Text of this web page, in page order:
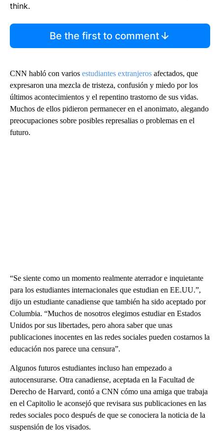
think.
Be the first to comment
CNN habló con varios estudiantes extranjeros afectados, que
expresaron una mezcla de tristeza, confusión y miedo por los
últimos acontecimientos y el repentino trastorno de sus vidas.
Muchos de ellos pidieron permanecer en el anonimato, alegando
preocupaciones sobre posibles represalias o problemas en el
futuro.
“Se siente como un momento realmente aterrador e inquietante
para los estudiantes internacionales que estudian en EE.UU.”,
dijo un estudiante canadiense que también ha sido aceptado por
Columbia. “Muchos de nosotros elegimos estudiar en Estados
Unidos por sus libertades, pero ahora saber que unas
publicaciones inocentes en las redes sociales pueden costarnos la
educación nos parece una censura”.
Algunos futuros estudiantes incluso han empezado a
autocensurarse. Otra canadiense, aceptada en la Facultad de
Derecho de Harvard, contó a CNN cómo una amiga que trabaja
en el Capitolio le aconsejó que revisara sus publicaciones en las
redes sociales poco después de que se conociera la noticia de la
suspensión de los visados.